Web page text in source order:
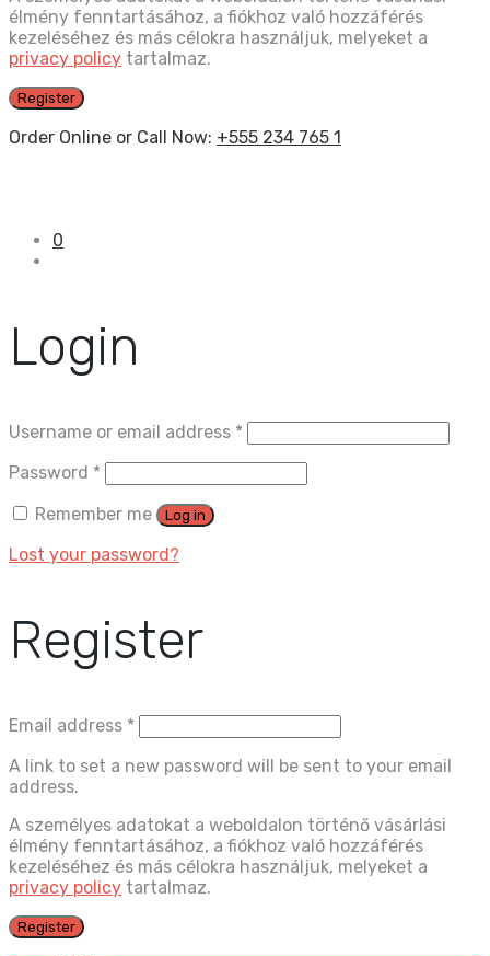
élmény fenntartásához, a fiókhoz való hozzáférés
kezeléséhez és más célokra használjuk, melyeket a
privacy policy tartalmaz.
Register
Order Online or Call Now: +555 234 765 1
0
Login
Username or email address *
Password *
Remember me
Log in
Lost your password?
Register
Email address *
A link to set a new password will be sent to your email
address.
A személyes adatokat a weboldalon történő vásárlási
élmény fenntartásához, a fiókhoz való hozzáférés
kezeléséhez és más célokra használjuk, melyeket a
privacy policy tartalmaz.
Register